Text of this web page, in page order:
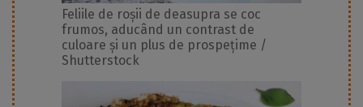
Feliile de roșii de deasupra se coc
frumos, aducând un contrast de
culoare și un plus de prospețime /
Shutterstock